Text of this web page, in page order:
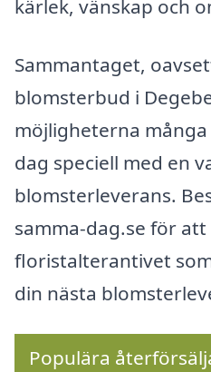
kärlek, vänskap och
Sammantaget,
blomsterbud i
möjligheterna
dag speciell med en
blomsterleverans.
samma-dag.se för
floristalterantivet
din nästa
Populära